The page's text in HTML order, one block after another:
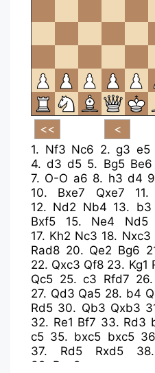
1. Nf3 Nc6 2. g3 e5
4.d3 d5 5. Bg5 Be6
7. O-O a6 8. h3 d4
10. Bxe7 Qxe7 11.
12. Nd2 Nb4 13. b3
Bxf5
15. Ne4 Nd5
17. Kh2 Nc3 18. Nxc3
Rad8 20. Qe2 Bg6
22. Qxc3 Qf8 23. Kg1
Qc5 25. c3 Rfd7 26.
27. Qd3 Qa5 28. b4
Rd5 30. Qb3 Qxb3
32. Re1 Bf7 33. Rd3
c5 35. bxc5 bxc5
37. Rd5 Rxd5
39. Rxe8+